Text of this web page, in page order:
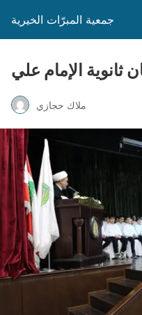
جمعية المبرّات الخيرية
ثانوية الإمام علي
ملاك حجازي